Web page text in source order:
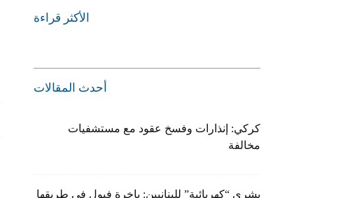
الأكثر قراءة
أحدث المقالات
كركي: إنذارات وفسخ عقود مع مستشفيات
مخالفة
بشرى “كهربائية” للبنانيين: باخرة فيول في طريقها